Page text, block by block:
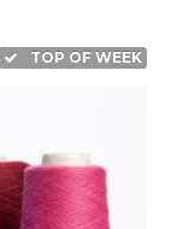
TOP OF WEEK